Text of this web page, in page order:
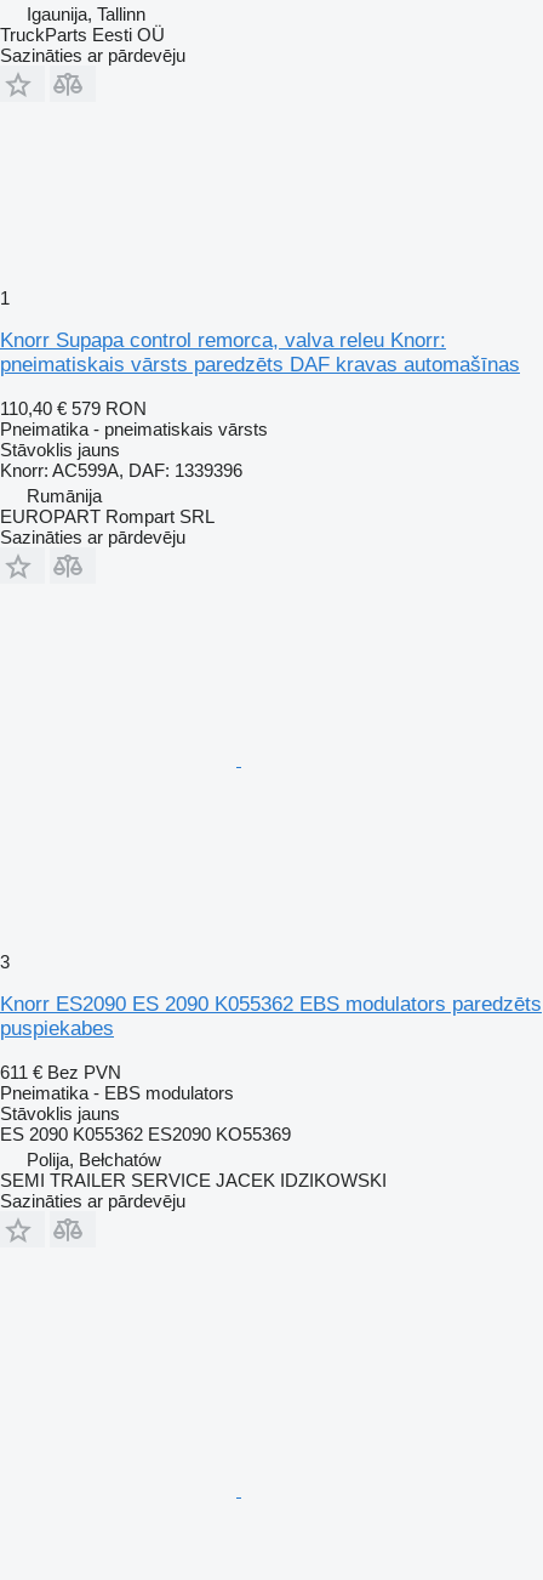
Igaunija, Tallinn
TruckParts Eesti OÜ
Sazināties ar pārdevēju
1
Knorr Supapa control remorca, valva releu Knorr:
pneimatiskais vārsts paredzēts DAF kravas automašīnas
110,40 € 579 RON
Pneimatika - pneimatiskais vārsts
Stāvoklis jauns
Knorr: AC599A, DAF: 1339396
Rumānija
EUROPART Rompart SRL
Sazināties ar pārdevēju
3
Knorr ES2090 ES 2090 K055362 EBS modulators paredzēts
puspiekabes
611 € Bez PVN
Pneimatika - EBS modulators
Stāvoklis jauns
ES 2090 K055362 ES2090 KO55369
Polija, Bełchatów
SEMI TRAILER SERVICE JACEK IDZIKOWSKI
Sazināties ar pārdevēju